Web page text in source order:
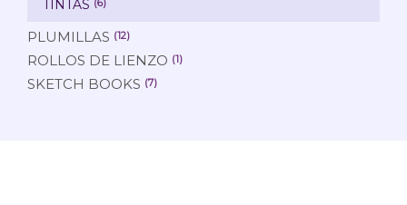
TINTAS
PLUMILLAS (12)
ROLLOS DE LIENZO (1)
SKETCH BOOKS (7)